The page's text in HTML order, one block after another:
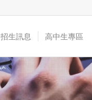
招生訊息 高中生專區